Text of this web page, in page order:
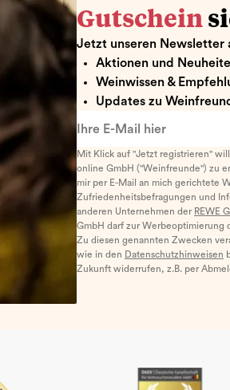
Gutschein
Jetzt unseren Newsletter
Aktionen und
Weinwissen &
Updates zu
Mit Klick auf "Jetzt registrieren"
online GmbH ("Weinfreunde") zu
mir per E-Mail an mich gerichtete
Zufriedenheitsbefragungen und
anderen Unternehmen der REWE
GmbH darf zur Werbeoptimierung
Zu diesen genannten Zwecken
wie in den Datenschutzhinweisen
Zukunft widerrufen, z.B. per